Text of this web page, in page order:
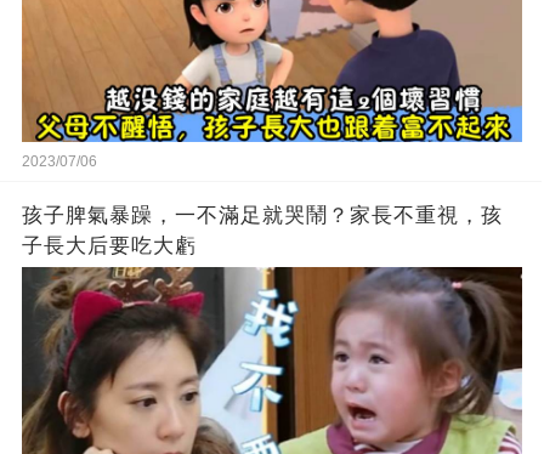
2023/07/06
孩子脾氣暴躁，一不滿足就哭鬧？家長不重視，孩
子長大后要吃大虧